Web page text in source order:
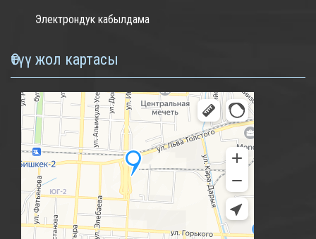
Электрондук кабылдама
Өтүү жол картасы